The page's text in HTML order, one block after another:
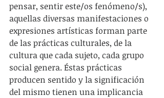
pensar, sentir este/os fenómeno/s),
aquellas diversas manifestaciones o
expresiones artísticas forman parte
de las prácticas culturales, de la
cultura que cada sujeto, cada grupo
social genera. Éstas prácticas
producen sentido y la significación
del mismo tienen una implicancia